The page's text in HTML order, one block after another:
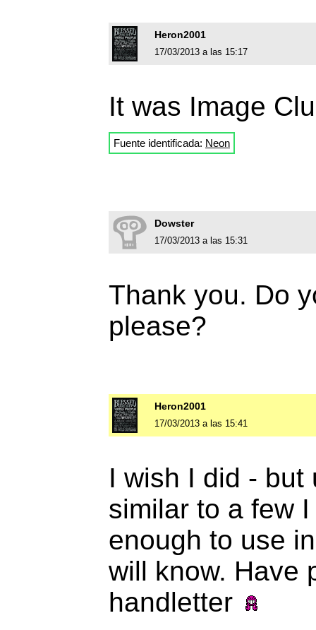
Heron2001
17/03/2013 a las 15:17
It was Image
Fuente identificada: Neon
Dowster
17/03/2013 a las 15:31
Thank you. Do
please?
Heron2001
17/03/2013 a las 15:41
I wish I did - but
similar to a few
enough to use
will know. Have
handletter